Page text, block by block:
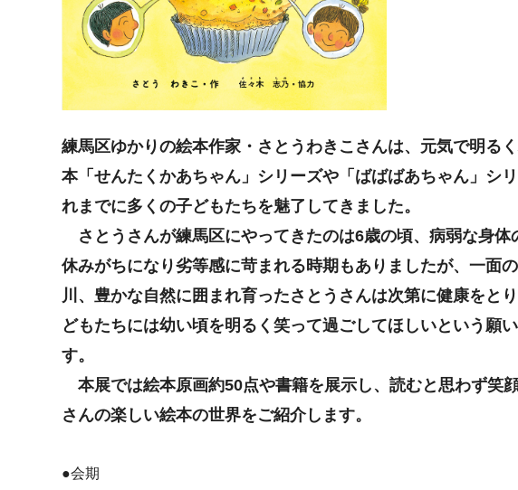
練馬区ゆかりの絵本作家・さとうわきこさんは、元気で明る
本「せんたくかあちゃん」シリーズや「ばばばあちゃん」シ
れまでに多くの子どもたちを魅了してきました。
さとうさんが練馬区にやってきたのは6歳の頃、病弱な身体
休みがちになり劣等感に苛まれる時期もありましたが、一面
川、豊かな自然に囲まれ育ったさとうさんは次第に健康をと
どもたちには幼い頃を明るく笑って過ごしてほしいという願
す。
本展では絵本原画約50点や書籍を展示し、読むと思わず笑
さんの楽しい絵本の世界をご紹介します。
●会期